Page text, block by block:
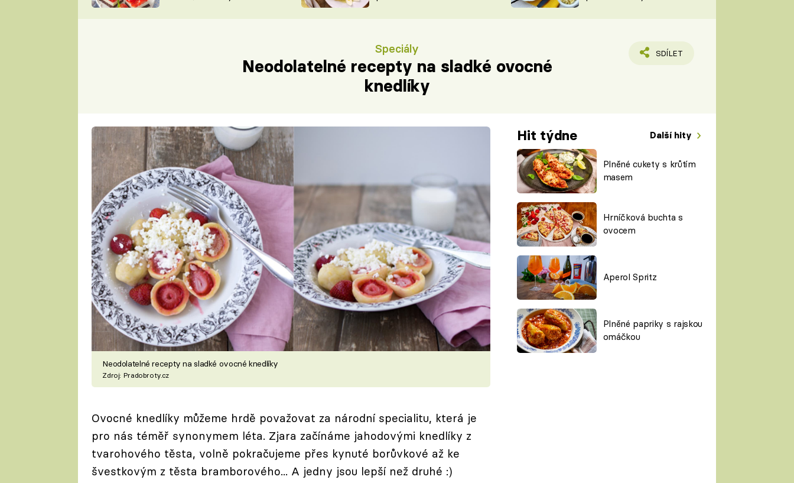
ŠÉFREDAKTORKY
Speciály
Neodolatelné recepty na sladké ovocné
knedlíky
SDÍLET
Neodolatelné recepty na sladké ovocné knedlíky
Zdroj: Pradobroty.cz
Ovocné knedlíky můžeme hrdě považovat za národní specialitu, která je
pro nás téměř synonymem léta. Zjara začínáme jahodovými knedlíky z
tvarohového těsta, volně pokračujeme přes kynuté borůvkové až ke
švestkovým z těsta bramborového... A jedny jsou lepší než druhé :)
Hit týdne Další hity
Plněné cukety s krůtím
masem
Hrníčková buchta s
ovocem
Aperol Spritz
Plněné papriky s rajskou
omáčkou